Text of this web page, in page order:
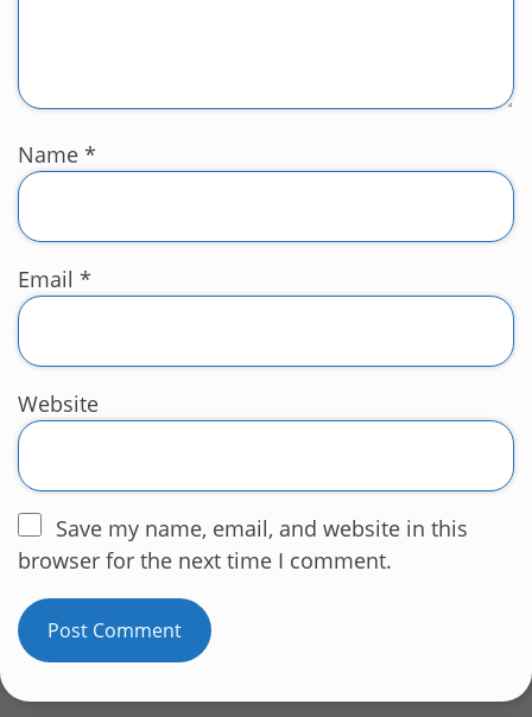
Name *
Email *
Website
Save my name, email, and website in this
browser for the next time I comment.